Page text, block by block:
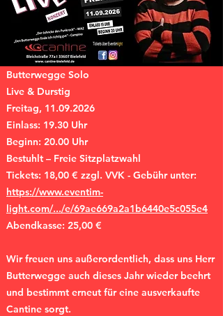
Butterwegge Solo
Live & Durstig
Freitag, 11.09.2026
Einlass: 19.30 Uhr
Beginn: 20.00 Uhr
Bestuhlt – Freie Sitzplatzwahl
Tickets: 18,00 € zzgl. VVK - Gebühr unter:
https://www.eventim-
light.com/.../e/69ae669a2a1b6440e5c055e4
Abendkasse: 25,00 €
Wir freuen uns außerordentlich, dass uns Herr
Butterwegge auch dieses Jahr wieder beehrt
und bestimmt erneut für eine ausverkaufte
Cantine sorgt.